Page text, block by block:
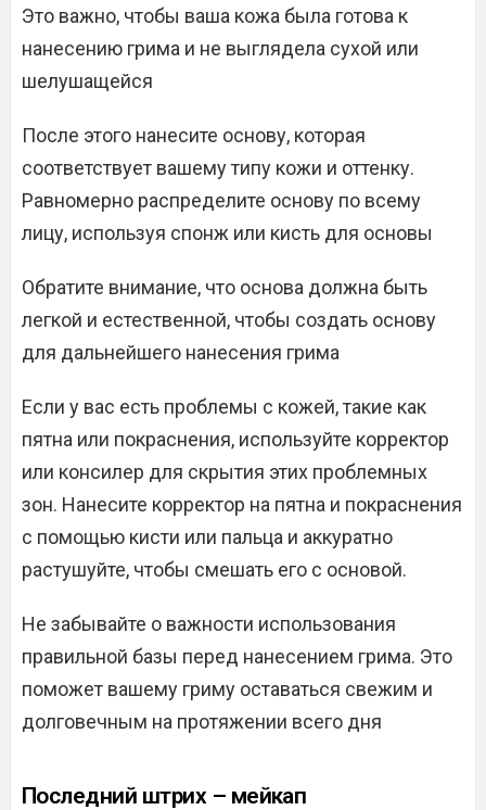
Это важно, чтобы ваша кожа была готова к
нанесению грима и не выглядела сухой или
шелушащейся
После этого нанесите основу, которая
соответствует вашему типу кожи и оттенку.
Равномерно распределите основу по всему
лицу, используя спонж или кисть для основы
Обратите внимание, что основа должна быть
легкой и естественной, чтобы создать основу
для дальнейшего нанесения грима
Если у вас есть проблемы с кожей, такие как
пятна или покраснения, используйте корректор
или консилер для скрытия этих проблемных
зон. Нанесите корректор на пятна и покраснения
с помощью кисти или пальца и аккуратно
растушуйте, чтобы смешать его с основой.
Не забывайте о важности использования
правильной базы перед нанесением грима. Это
поможет вашему гриму оставаться свежим и
долговечным на протяжении всего дня
Последний штрих – мейкап